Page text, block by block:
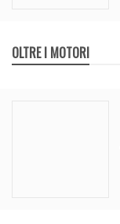
OLTRE I MOTORI